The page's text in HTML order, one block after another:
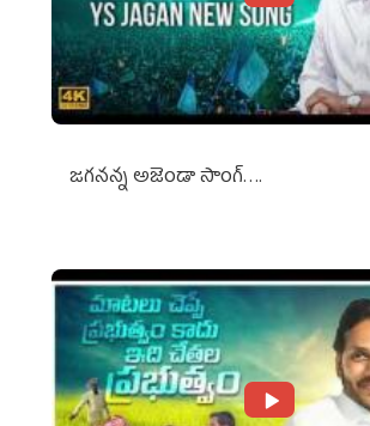
జగనన్న అజెండా సాంగ్….